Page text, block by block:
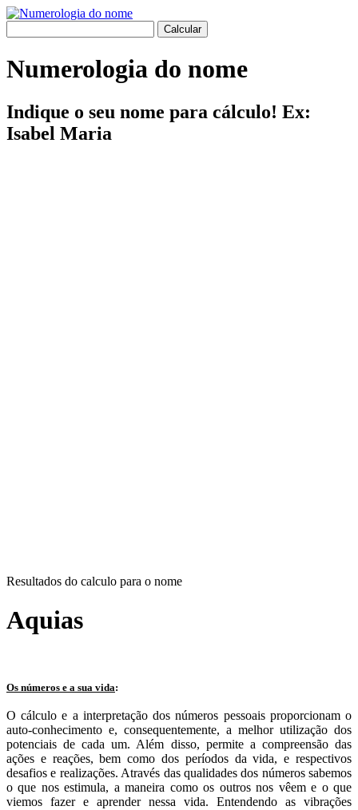
Numerologia do nome
Indique o seu nome para cálculo! Ex:
Isabel Maria
Resultados do calculo para o nome
Aquias
Os números e a sua vida:
O cálculo e a interpretação dos números pessoais proporcionam o
auto-conhecimento e, consequentemente, a melhor utilização dos
potenciais de cada um. Além disso, permite a compreensão das
ações e reações, bem como dos períodos da vida, e respectivos
desafios e realizações. Através das qualidades dos números sabemos
o que nos estimula, a maneira como os outros nos vêem e o que
viemos fazer e aprender nessa vida. Entendendo as vibrações